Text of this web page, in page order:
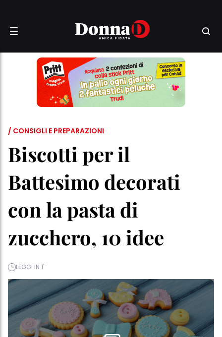
/ CONSIGLI E PREPARAZIONI
Biscotti per il
Battesimo decorati
con la pasta di
zucchero, 10 idee
LEGGI IN 1'